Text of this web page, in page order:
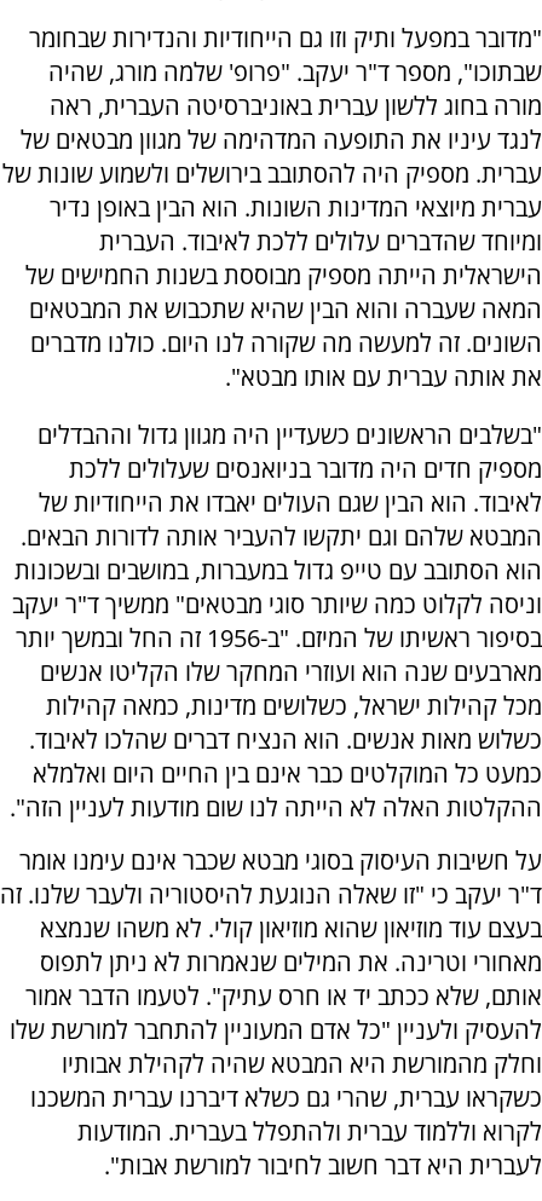
"מדובר במפעל ותיק וזו גם הייחודיות והנדירות שבחומר
שבתוכו", מספר ד"ר יעקב. "פרופ' שלמה מורג, שהיה
מורה בחוג ללשון עברית באוניברסיטה העברית, ראה
לנגד עיניו את התופעה המדהימה של מגוון מבטאים של
עברית. מספיק היה להסתובב בירושלים ולשמוע שונות של
עברית מיוצאי המדינות השונות. הוא הבין באופן נדיר
ומיוחד שהדברים עלולים ללכת לאיבוד. העברית
הישראלית הייתה מספיק מבוססת בשנות החמישים של
המאה שעברה והוא הבין שהיא שתכבוש את המבטאים
השונים. זה למעשה מה שקורה לנו היום. כולנו מדברים
את אותה עברית עם אותו מבטא".
"בשלבים הראשונים כשעדיין היה מגוון גדול וההבדלים
מספיק חדים היה מדובר בניואנסים שעלולים ללכת
לאיבוד. הוא הבין שגם העולים יאבדו את הייחודיות של
המבטא שלהם וגם יתקשו להעביר אותה לדורות הבאים.
הוא הסתובב עם טייפ גדול במעברות, במושבים ובשכונות
וניסה לקלוט כמה שיותר סוגי מבטאים" ממשיך ד"ר יעקב
בסיפור ראשיתו של המיזם. "ב-1956 זה החל ובמשך יותר
מארבעים שנה הוא ועוזרי המחקר שלו הקליטו אנשים
מכל קהילות ישראל, כשלושים מדינות, כמאה קהילות
כשלוש מאות אנשים. הוא הנציח דברים שהלכו לאיבוד.
כמעט כל המוקלטים כבר אינם בין החיים היום ואלמלא
ההקלטות האלה לא הייתה לנו שום מודעות לעניין הזה".
על חשיבות העיסוק בסוגי מבטא שכבר אינם עימנו אומר
ד"ר יעקב כי "זו שאלה הנוגעת להיסטוריה ולעבר שלנו. זה
בעצם עוד מוזיאון שהוא מוזיאון קולי. לא משהו שנמצא
מאחורי וטרינה. את המילים שנאמרות לא ניתן לתפוס
אותם, שלא ככתב יד או חרס עתיק". לטעמו הדבר אמור
להעסיק ולעניין "כל אדם המעוניין להתחבר למורשת שלו
וחלק מהמורשת היא המבטא שהיה לקהילת אבותיו
כשקראו עברית, שהרי גם כשלא דיברנו עברית המשכנו
לקרוא וללמוד עברית ולהתפלל בעברית. המודעות
לעברית היא דבר חשוב לחיבור למורשת אבות".